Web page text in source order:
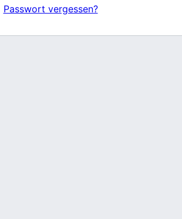
Passwort vergessen?